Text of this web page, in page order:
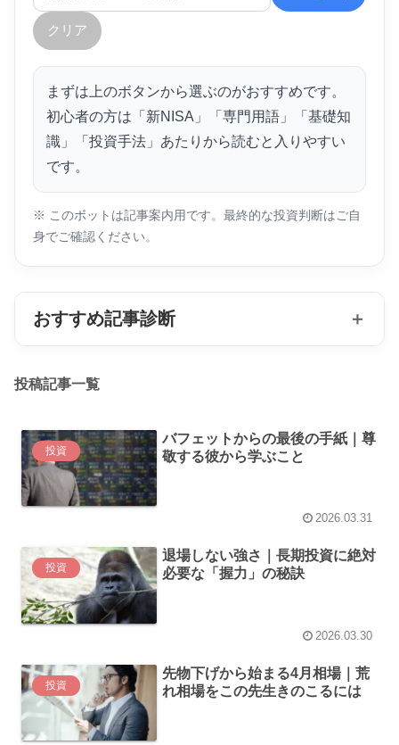
クリア
まずは上のボタンから選ぶのがおすすめです。
初心者の方は「新NISA」「専門用語」「基礎知
識」「投資手法」あたりから読むと入りやすい
です。
※ このボットは記事案内用です。最終的な投資判断はご自
身でご確認ください。
おすすめ記事診断 ＋
投稿記事一覧
投資
バフェットからの最後の手紙｜尊
敬する彼から学ぶこと
2026.03.31
投資
退場しない強さ｜長期投資に絶対
必要な「握力」の秘訣
2026.03.30
投資
先物下げから始まる4月相場｜荒
れ相場をこの先生きのこるには